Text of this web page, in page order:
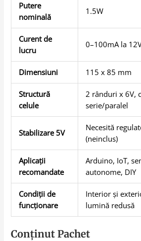
Putere
nominală
1.5W
Curent de
lucru
0–100mA la
Dimensiuni 115 x 85 mm
Structură
celule
2 rânduri x 6V,
serie/paralel
Stabilizare 5V
Necesită
(neinclus)
Aplicații
recomandate
Arduino, IoT,
autonome, DIY
Condiții de
funcționare
Interior și
lumină redusă
Conținut Pachet